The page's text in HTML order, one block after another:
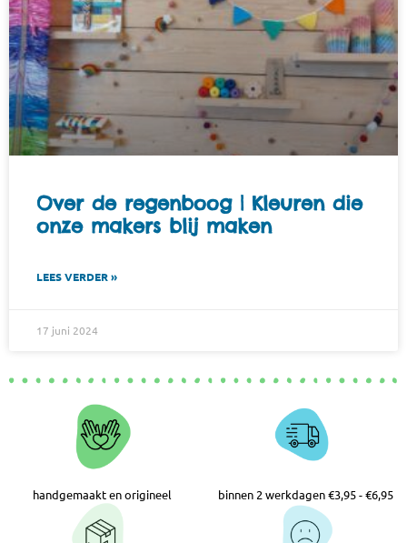
Over de regenboog | Kleuren die
onze makers blij maken
LEES VERDER »
17 juni 2024
handgemaakt en origineel binnen 2 werkdagen €3,95 - €6,95